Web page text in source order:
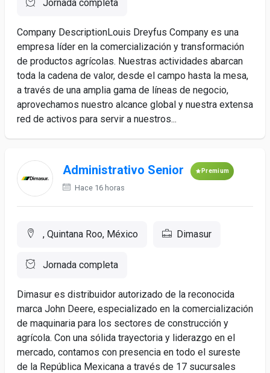
Jornada completa
Company DescriptionLouis Dreyfus Company es una
empresa líder en la comercialización y transformación
de productos agrícolas. Nuestras actividades abarcan
toda la cadena de valor, desde el campo hasta la mesa,
a través de una amplia gama de líneas de negocio,
aprovechamos nuestro alcance global y nuestra extensa
red de activos para servir a nuestros...
Administrativo Senior Premium
Hace 16 horas
, Quintana Roo, México Dimasur
Jornada completa
Dimasur es distribuidor autorizado de la reconocida
marca John Deere, especializado en la comercialización
de maquinaria para los sectores de construcción y
agrícola. Con una sólida trayectoria y liderazgo en el
mercado, contamos con presencia en todo el sureste
de la República Mexicana a través de 17 sucursales